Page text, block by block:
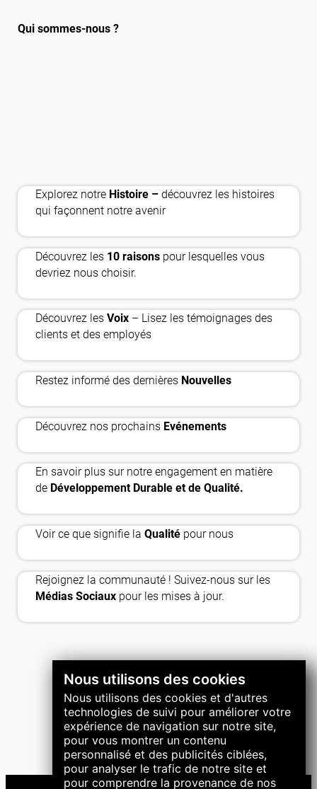
Nous utilisons des cookies
Nous utilisons des cookies et d'autres
technologies de suivi pour améliorer votre
expérience de navigation sur notre site,
pour vous montrer un contenu
personnalisé et des publicités ciblées,
pour analyser le trafic de notre site et
pour comprendre la provenance de nos
Qui sommes-nous ?
history_edu
Explorez notre Histoire – découvrez les histoires
qui façonnent notre avenir
handshake
Découvrez les 10 raisonspour lesquelles vous
devriez nous choisir.auto_read_pause
Découvrez les Voix – Lisez les témoignages des
clients et des employésnewsmode
Restez informé des dernières Nouvelles
calendar_month
Découvrez nos prochains Evénements
nest_eco_leaf
En savoir plus sur notre engagement en matière
de Développement Durable et de Qualité.
approval_delegation
Voir ce que signifie la Qualitépour nous
thumb_up_off
Rejoignez la communauté ! Suivez-nous sur les
Médias Sociauxpour les mises à jour.